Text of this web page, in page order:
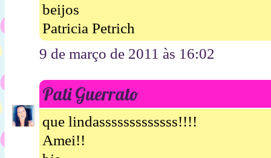
beijos
Patricia Petrich
9 de março de 2011 às 16:02
Pati Guerrato
que lindasssssssssssss!!!!
Amei!!